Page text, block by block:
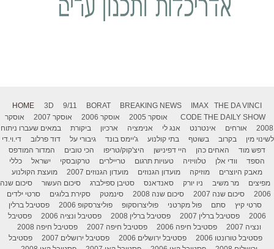
HOME 3D 9/11 BORAT BREAKING NEWS IMAX
THE DA VINCI
CODE THE DAILY SHOW אוסקר 2005 אוסקר 2006 אוסקר 2007
אוסקר
2008
אורחים אינטרנט אנג לי אנימציה ארכיון ביקורת
במאים שעברו ניתוח
לשינוי מין
בקרוב בשוטף בתי קולנוע ג'יימס בונד גיבורי על דוד פרלוב
די.וי.די
דפש מוד
האחים כהן היי דפינישן היצ'קוק/טריפו הכי טובים
המדור המודפס
הספד
וודי אלן טלוויזיה טעויות תרגום טריילרים טרקובסקי ישראל
כללי
מאבק היוצרים
מוזיקה מועדון הגנוזים מועדון הגנוזים 2007
מועצת הקולנוע
מפיצים
מר משיב ניו יורק סאנדאנס סטיבן ספילברג סיכום העשור
סיכום שנה
2006
סיכום שנה 2007 סיכום שנה 2008 סינמטק סקירת בלוגים
סרטי ילדים
סרטי קיץ
סתם פול מקרטני פוליצרוסקופ פוליצרסקופ 2006
פסטיבל ברלין
2006
פסטיבל ברלין 2007 פסטיבל ברלין 2008 פסטיבל ונציה 2006
פסטיבל
ונציה 2007
פסטיבל חיפה 2006 פסטיבל חיפה 2007
פסטיבל חיפה 2008
פסטיבל טורונטו 2006
פסטיבל ירושלים 2006 פסטיבל ירושלים 2007
פסטיבל